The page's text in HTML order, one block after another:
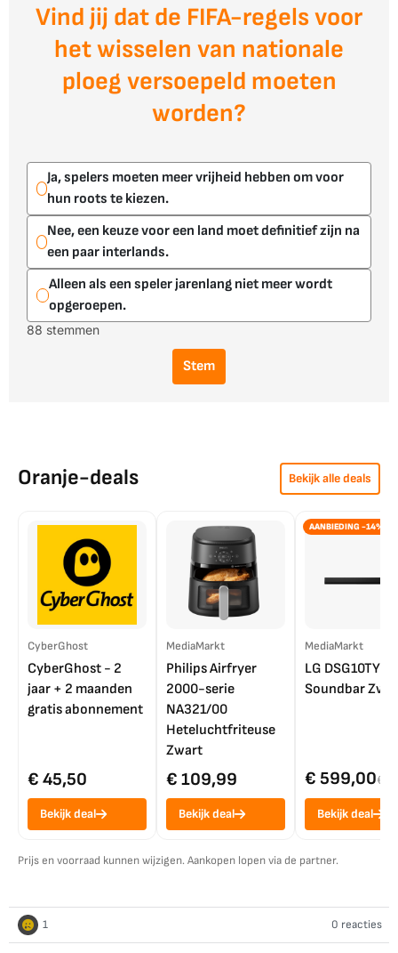
Vind jij dat de FIFA-regels voor
het wisselen van nationale
ploeg versoepeld moeten
worden?
Ja, spelers moeten meer vrijheid hebben om voor
hun roots te kiezen.
Nee, een keuze voor een land moet definitief zijn na
een paar interlands.
Alleen als een speler jarenlang niet meer wordt
opgeroepen.
88 stemmen
Stem
Oranje-deals Bekijk alle deals
CyberGhost
CyberGhost - 2
jaar + 2 maanden
gratis abonnement
€ 45,50
Bekijk deal
MediaMarkt
Philips Airfryer
2000-serie
NA321/00
Heteluchtfriteuse
Zwart
€ 109,99
Bekijk deal
AANBIEDING -14%
MediaMarkt
LG DSG10TY
Soundbar
€ 599,00€
Bekijk deal
Prijs en voorraad kunnen wijzigen. Aankopen lopen via de partner.
1 0 reacties